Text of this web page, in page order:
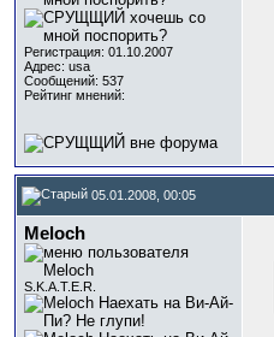
Регистрация: 01.10.2007
Адрес: usa
Сообщений: 537
Рейтинг мнений:
05.01.2008, 00:05
Meloch
S.K.A.T.E.R.